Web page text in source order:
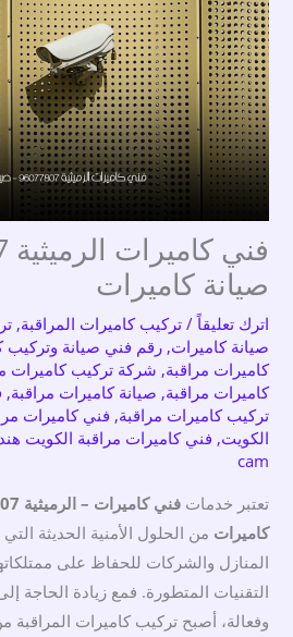
صيانة كاميرات
اترك تعليقاً /تركيب كاميرات المراقبة,
صيانة كاميرات,رقم فني صيانة وتركيب
كاميرات مراقبة, شركة تركيب كاميرات
كاميرات مراقبة, صيانة كاميرات مراقبة,
تركيب كاميرات مراقبة, فني كاميرات
الكويت, فني كاميرات مراقبة الكويت
cam
تعتبر خدمات
كاميرات من الحلول الأمنية الحديثة
المنازل والشركات للحفاظ على
التقنيات المتطورة. فمع زيادة الحاجة
وفعالة، أصبح تركيب كاميرات المراقبة